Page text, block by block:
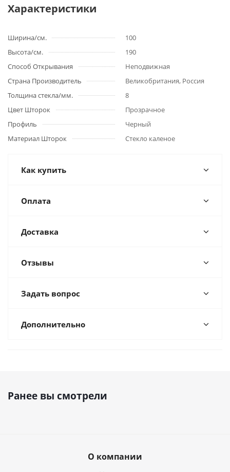
Характеристики
Ширина/см.
100
Высота/см.
190
Способ Открывания
Неподвижная
Страна Производитель
Великобритания, Россия
Толщина стекла/мм.
8
Цвет Шторок
Прозрачное
Профиль
Черный
Материал Шторок
Стекло каленое
Как купить
Оплата
Доставка
Отзывы
Задать вопрос
Дополнительно
Ранее вы смотрели
О компании